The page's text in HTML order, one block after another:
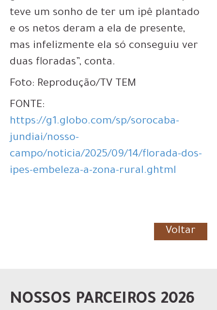
teve um sonho de ter um ipê plantado
e os netos deram a ela de presente,
mas infelizmente ela só conseguiu ver
duas floradas”, conta.
Foto: Reprodução/TV TEM
FONTE:
https://g1.globo.com/sp/sorocaba-
jundiai/nosso-
campo/noticia/2025/09/14/florada-dos-
ipes-embeleza-a-zona-rural.ghtml
Voltar
NOSSOS PARCEIROS 2026